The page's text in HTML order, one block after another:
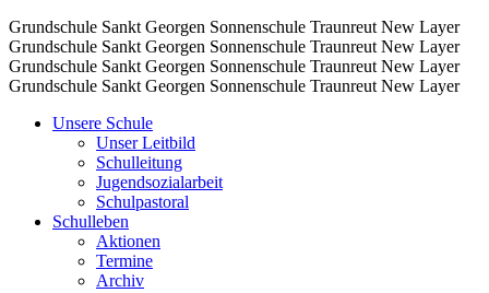
Grundschule Sankt Georgen Sonnenschule Traunreut New Layer
Grundschule Sankt Georgen Sonnenschule Traunreut New Layer
Grundschule Sankt Georgen Sonnenschule Traunreut New Layer
Grundschule Sankt Georgen Sonnenschule Traunreut New Layer
Unsere Schule
Unser Leitbild
Schulleitung
Jugendsozialarbeit
Schulpastoral
Schulleben
Aktionen
Termine
Archiv